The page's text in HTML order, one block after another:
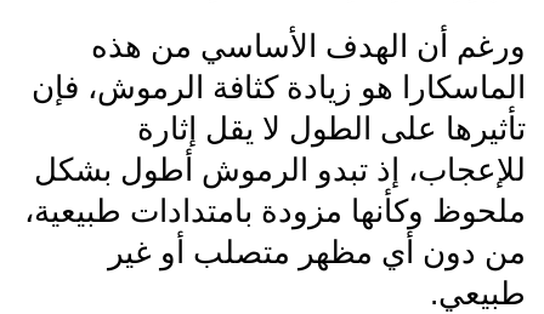
ورغم أن الهدف الأساسي من هذه
الماسكارا هو زيادة كثافة الرموش، فإن
تأثيرها على الطول لا يقل إثارة
للإعجاب، إذ تبدو الرموش أطول بشكل
ملحوظ وكأنها مزودة بامتدادات طبيعية،
من دون أي مظهر متصلب أو غير
طبيعي.